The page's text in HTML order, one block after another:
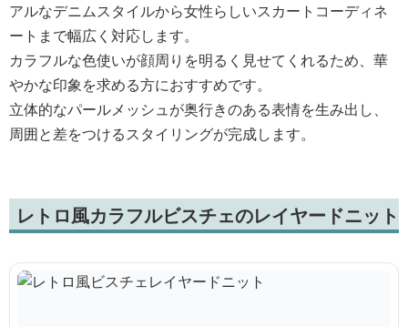
アルなデニムスタイルから女性らしいスカートコーディネ
ートまで幅広く対応します。
カラフルな色使いが顔周りを明るく見せてくれるため、華
やかな印象を求める方におすすめです。
立体的なパールメッシュが奥行きのある表情を生み出し、
周囲と差をつけるスタイリングが完成します。
レトロ風カラフルビスチェのレイヤードニット